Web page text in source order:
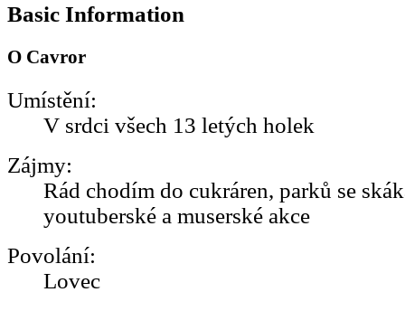
Basic Information
O Cavror
Umístění:
V srdci všech 13 letých holek
Zájmy:
Rád chodím do cukráren, parků se
youtuberské a muserské akce
Povolání:
Lovec